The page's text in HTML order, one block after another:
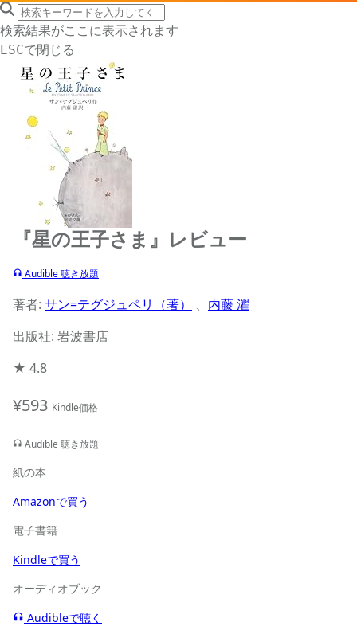
search icon
サイト内検索
検索結果がここに表示されます
ESCで閉じる
『星の王子さま』レビュー
Audible 聴き放題
著者: サン=テグジュペリ（著） 、 内藤 濯
出版社: 岩波書店
★ 4.8
¥593 Kindle価格
Audible 聴き放題
紙の本
Amazonで買う
電子書籍
Kindleで買う
オーディオブック
Audibleで聴く